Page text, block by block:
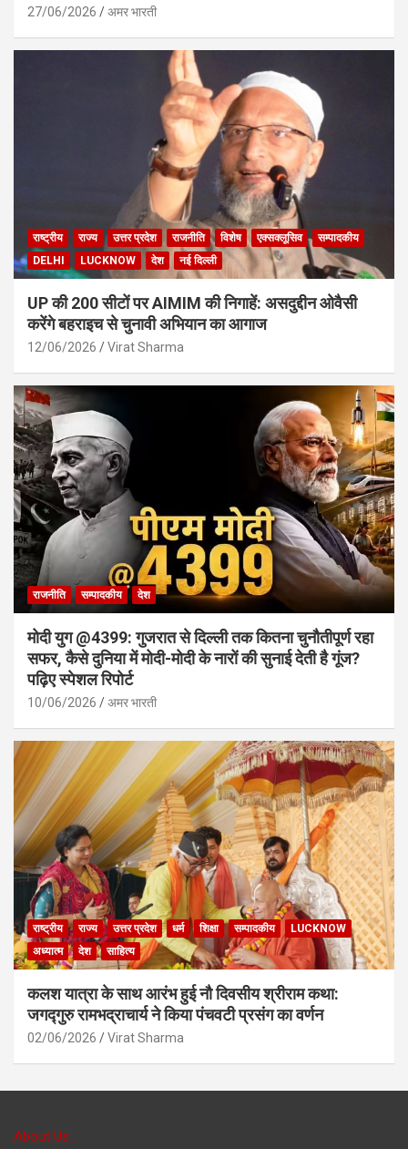
27/06/2026 अमर भारती
राष्ट्रीय राज्य उत्तर प्रदेश राजनीति विशेष एक्सक्लूसिव
सम्पादकीय
DELHI
LUCKNOW देश नई दिल्ली
UP की 200 सीटों पर AIMIM की निगाहें: असदुद्दीन ओवैसी
करेंगे बहराइच से चुनावी अभियान का आगाज
12/06/2026 Virat Sharma
राजनीति सम्पादकीय देश
मोदी युग @4399: गुजरात से दिल्ली तक कितना चुनौतीपूर्ण रहा
सफर, कैसे दुनिया में मोदी-मोदी के नारों की सुनाई देती है गूंज?
पढ़िए स्पेशल रिपोर्ट
10/06/2026 अमर भारती
राष्ट्रीय राज्य उत्तर प्रदेश धर्म शिक्षा सम्पादकीय
LUCKNOW
अध्यात्म
देश साहित्य
कलश यात्रा के साथ आरंभ हुई नौ दिवसीय श्रीराम कथा:
जगद्गुरु रामभद्राचार्य ने किया पंचवटी प्रसंग का वर्णन
02/06/2026 Virat Sharma
About Us